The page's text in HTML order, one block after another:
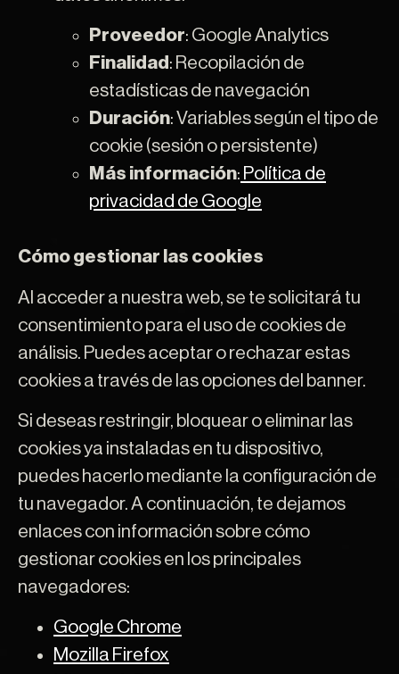
Proveedor: Google Analytics
Finalidad : Recopilación de
estadísticas de navegación
Duración: Variables según el tipo de
cookie (sesión o persistente)
Más información: Política de
privacidad de Google
Cómo gestionar las cookies
Al acceder a nuestra web, se te solicitará tu
consentimiento para el uso de cookies de
análisis. Puedes aceptar o rechazar estas
cookies a través de las opciones del banner.
Si deseas restringir, bloquear o eliminar las
cookies ya instaladas en tu dispositivo,
puedes hacerlo mediante la configuración de
tu navegador. A continuación, te dejamos
enlaces con información sobre cómo
gestionar cookies en los principales
navegadores:
Google Chrome
Mozilla Firefox